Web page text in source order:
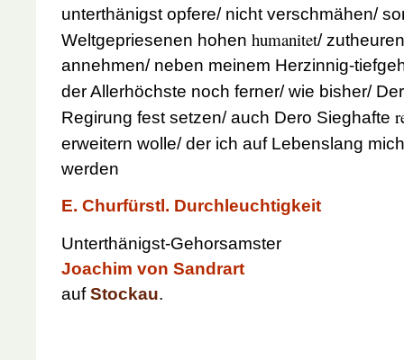
unterthänigst opfere/ nicht verschmähen/
Weltgepriesenen hohen humanitet/
annehmen/ neben meinem Herzinnig-
der Allerhöchste noch ferner/ wie bisher/
Regirung fest setzen/ auch Dero Sieghafte
erweitern wolle/ der ich auf Lebenslang
werden
E. Churfürstl. Durchleuchtigkeit
Unterthänigst-Gehorsamster
Joachim von Sandrart
aufStockau.